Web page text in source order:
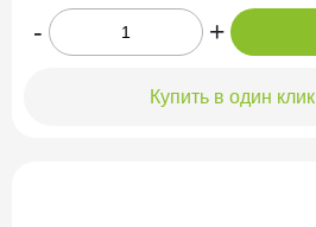
- +
Купить в один клик